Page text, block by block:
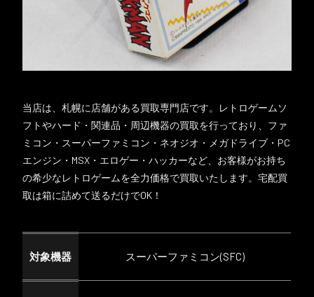
当店は、札幌に店舗がある買取専門店です。レトロゲームソ
フトやハード・関連品・周辺機器の買取を行っており、ファ
ミコン・スーパーファミコン・ネオジオ・メガドライブ・PC
エンジン・MSX・エロゲー・ハッカーなど、お客様がお持ち
の希少なレトロゲームを全力価格で買取いたします。宅配買
取は箱に詰めて送るだけでOK！
対象機器 スーパーファミコン(SFC)